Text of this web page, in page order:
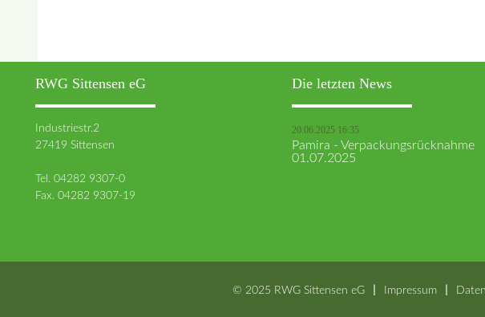
RWG Sittensen eG
Industriestr.2
27419 Sittensen
Tel. 04282 9307-0
Fax. 04282 9307-19
Die letzten News
20.06.2025 16:35
Pamira - Verpackungsrücknahme
01.07.2025
© 2025 RWG Sittensen eG Impressum